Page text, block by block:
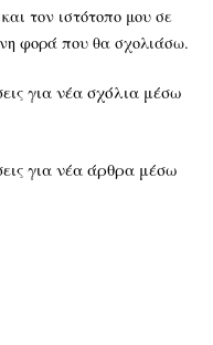
τον ιστότοπο μου σε
φορά που θα σχολιάσω.
για νέα σχόλια μέσω
για νέα άρθρα μέσω